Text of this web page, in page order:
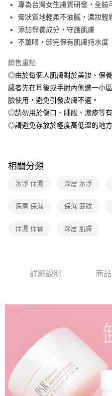
專為台灣女生膚質研發，全臉
膏狀質地輕柔不油膩，濃妝輕
添加保養成分，守護肌膚
不薰眼，卸完保有肌膚持水度
銷售重點
◎由於每個人肌膚對於美妝、保
感者先在耳後或手肘內側選一小
臉使用，避免引發皮膚不適。
◎請勿用於傷口、腫脹、濕疹等有
◎請避免存放於極度高低溫的地
相關分類
潔淨 保濕 深層 潔淨
深層 保濕 保濕 卸妝
保濕 保養 深層 肌膚
詳細說明 商